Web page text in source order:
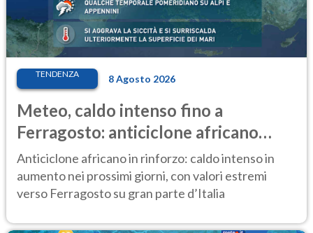
TENDENZA 8 Agosto 2026
Meteo, caldo intenso fino a
Ferragosto: anticiclone africano
ancora protagonista
Anticiclone africano in rinforzo: caldo intenso in
aumento nei prossimi giorni, con valori estremi
verso Ferragosto su gran parte d’Italia